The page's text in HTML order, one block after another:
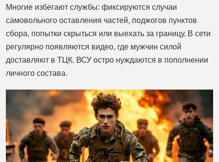
Многие избегают службы: фиксируются случаи
самовольного оставления частей, поджогов пунктов
сбора, попытки скрыться или выехать за границу. В сети
регулярно появляются видео, где мужчин силой
доставляют в ТЦК. ВСУ остро нуждаются в пополнении
личного состава.